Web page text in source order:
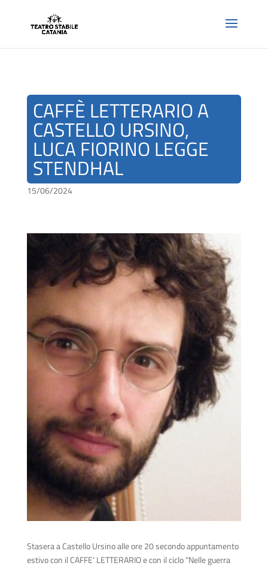
CAFFÈ LETTERARIO A
CASTELLO URSINO,
LUCA FIORINO LEGGE
STENDHAL
15/06/2024
Stasera a Castello Ursino alle ore 20 secondo appuntamento
estivo con il CAFFE’ LETTERARIO e con il ciclo “Nelle guerra